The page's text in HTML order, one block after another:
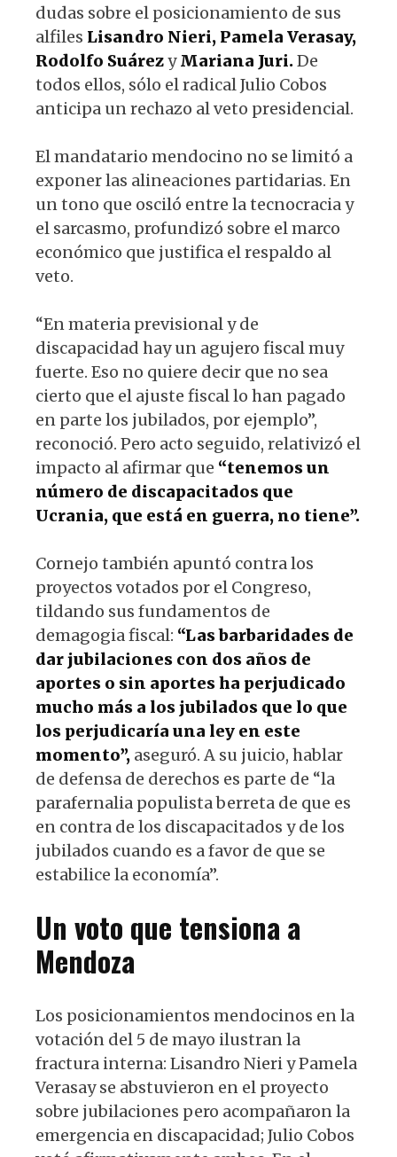
dudas sobre el posicionamiento de sus
alfiles Lisandro Nieri, Pamela Verasay,
Rodolfo SuárezyMariana Juri.De
todos ellos, sólo el radical Julio Cobos
anticipa un rechazo al veto presidencial.
El mandatario mendocino no se limitó a
exponer las alineaciones partidarias. En
un tono que osciló entre la tecnocracia y
el sarcasmo, profundizó sobre el marco
económico que justifica el respaldo al
veto.
“En materia previsional y de
discapacidad hay un agujero fiscal muy
fuerte. Eso no quiere decir que no sea
cierto que el ajuste fiscal lo han pagado
en parte los jubilados, por ejemplo”,
reconoció. Pero acto seguido, relativizó el
impacto al afirmar que “tenemos un
número de discapacitados que
Ucrania, que está en guerra, no tiene”.
Cornejo también apuntó contra los
proyectos votados por el Congreso,
tildando sus fundamentos de
demagogia fiscal: “Las barbaridades de
dar jubilaciones con dos años de
aportes o sin aportes ha perjudicado
mucho más a los jubilados que lo que
los perjudicaría una ley en este
momento”, aseguró. A su juicio, hablar
de defensa de derechos es parte de “la
parafernalia populista berreta de que es
en contra de los discapacitados y de los
jubilados cuando es a favor de que se
estabilice la economía”.
Un voto que tensiona a
Mendoza
Los posicionamientos mendocinos en la
votación del 5 de mayo ilustran la
fractura interna: Lisandro Nieri y Pamela
Verasay se abstuvieron en el proyecto
sobre jubilaciones pero acompañaron la
emergencia en discapacidad; Julio Cobos